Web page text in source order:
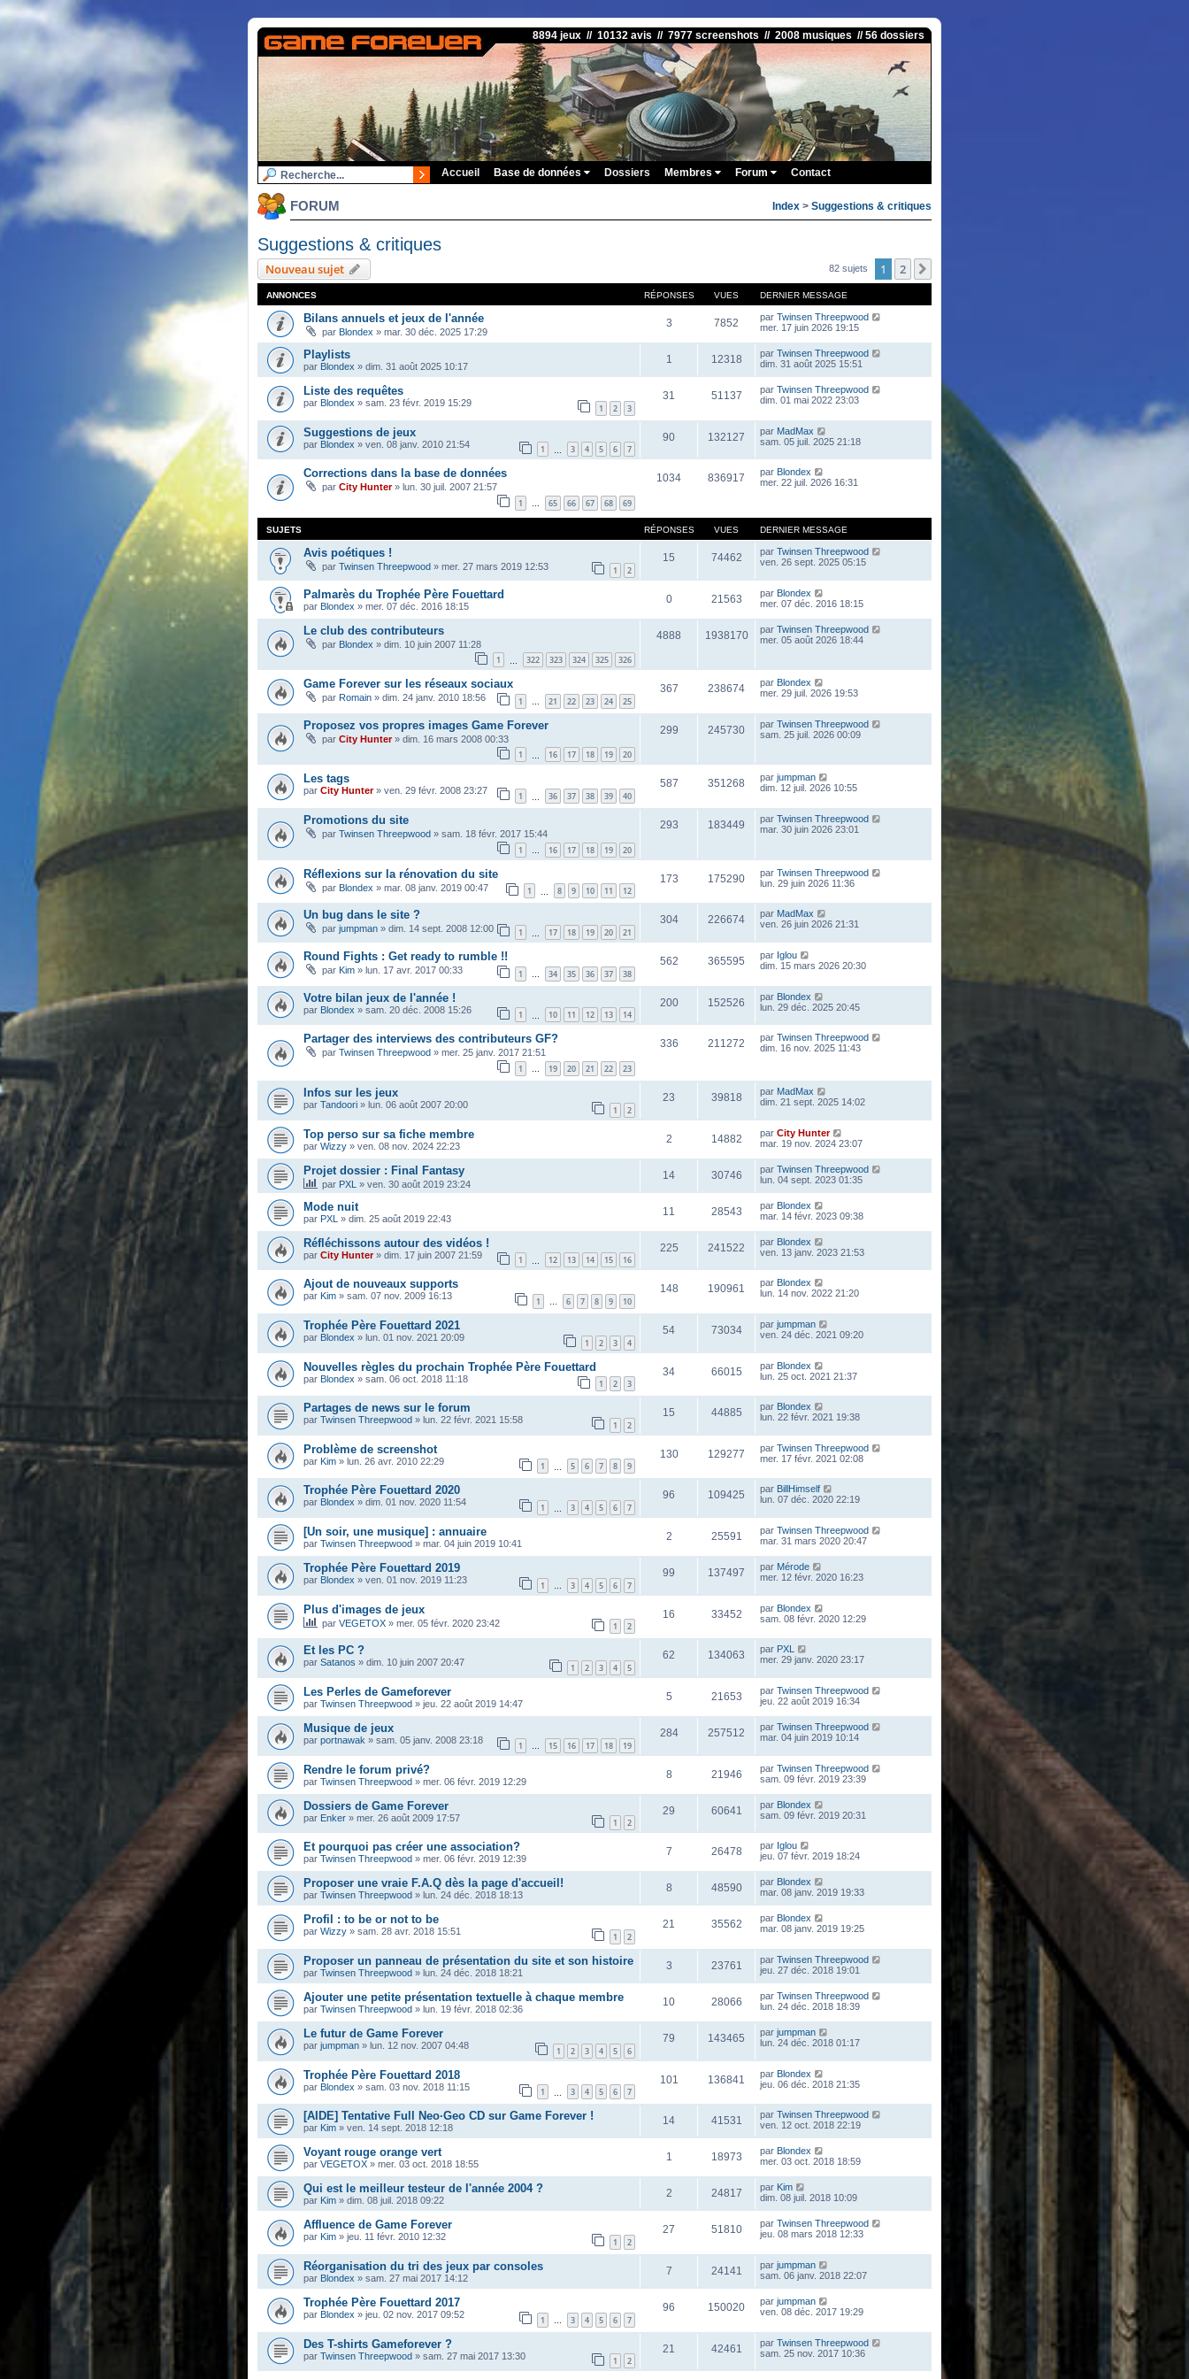
8894 jeux // 10132 avis // 7977 screenshots // 2008 musiques // 56 dossiers
Accueil Base de données Dossiers Membres Forum Contact
FORUM Index > Suggestions & critiques
Suggestions & critiques
Nouveau sujet 82 sujets 1 2
ANNONCES RÉPONSES VUES DERNIER MESSAGE
Bilans annuels et jeux de l'année
par Blondex » mar. 30 déc. 2025 17:29
3 7852 par Twinsen Threepwood
mer. 17 juin 2026 19:15
Playlists
par Blondex » dim. 31 août 2025 10:17
1 12318 par Twinsen Threepwood
dim. 31 août 2025 15:51
Liste des requêtes
par Blondex » sam. 23 févr. 2019 15:29 1 2 3
31 51137 par Twinsen Threepwood
dim. 01 mai 2022 23:03
Suggestions de jeux
par Blondex » ven. 08 janv. 2010 21:54 1 3 4 5 6 7
90 132127 par MadMax
sam. 05 juil. 2025 21:18
Corrections dans la base de données
par City Hunter» lun. 30 juil. 2007 21:57
1 … 65 66 67 68 69
1034 836917 par Blondex
mer. 22 juil. 2026 16:31
SUJETS RÉPONSES VUES DERNIER MESSAGE
Avis poétiques !
par Twinsen Threepwood » mer. 27 mars 2019 12:53 1 2
15 74462 par Twinsen Threepwood
ven. 26 sept. 2025 05:15
Palmarès du Trophée Père Fouettard
par Blondex » mer. 07 déc. 2016 18:15
0 21563 par Blondex
mer. 07 déc. 2016 18:15
Le club des contributeurs
par Blondex » dim. 10 juin 2007 11:28
1 322 323 324 325 326
4888 1938170 par Twinsen Threepwood
mer. 05 août 2026 18:44
Game Forever sur les réseaux sociaux
par Romain » dim. 24 janv. 2010 18:56 1 … 21 22 23 24 25
367 238674 par Blondex
mer. 29 juil. 2026 19:53
Proposez vos propres images Game Forever
par City Hunter» dim. 16 mars 2008 00:33
1 16 17 18 19 20
299 245730 par Twinsen Threepwood
sam. 25 juil. 2026 00:09
Les tags
par City Hunter» ven. 29 févr. 2008 23:27 1 36 37 38 39 40
587 351268 par jumpman
dim. 12 juil. 2026 10:55
Promotions du site
par Twinsen Threepwood » sam. 18 févr. 2017 15:44
1 … 16 17 18 19 20
293 183449 par Twinsen Threepwood
mar. 30 juin 2026 23:01
Réflexions sur la rénovation du site
par Blondex » mar. 08 janv. 2019 00:47 1 8 9 10 11 12
173 175290 par Twinsen Threepwood
lun. 29 juin 2026 11:36
Un bug dans le site ?
par jumpman » dim. 14 sept. 2008 12:00 1 17 18 19 20 21
304 226674 par MadMax
ven. 26 juin 2026 21:31
Round Fights : Get ready to rumble !!
par Kim » lun. 17 avr. 2017 00:33 1 … 34 35 36 37 38
562 365595 par Iglou
dim. 15 mars 2026 20:30
Votre bilan jeux de l'année !
par Blondex » sam. 20 déc. 2008 15:26 1 10 11 12 13 14
200 152526 par Blondex
lun. 29 déc. 2025 20:45
Partager des interviews des contributeurs GF?
par Twinsen Threepwood » mer. 25 janv. 2017 21:51
1 … 19 20 21 22 23
336 211272 par Twinsen Threepwood
dim. 16 nov. 2025 11:43
Infos sur les jeux
par Tandoori » lun. 06 août 2007 20:00 1 2
23 39818 par MadMax
dim. 21 sept. 2025 14:02
Top perso sur sa fiche membre
par Wizzy » ven. 08 nov. 2024 22:23
2 14882 par City Hunter
mar. 19 nov. 2024 23:07
Projet dossier : Final Fantasy
par PXL » ven. 30 août 2019 23:24
14 30746 par Twinsen Threepwood
lun. 04 sept. 2023 01:35
Mode nuit
par PXL » dim. 25 août 2019 22:43
11 28543 par Blondex
mar. 14 févr. 2023 09:38
Réfléchissons autour des vidéos !
par City Hunter» dim. 17 juin 2007 21:59 1 12 13 14 15 16
225 241522 par Blondex
ven. 13 janv. 2023 21:53
Ajout de nouveaux supports
par Kim » sam. 07 nov. 2009 16:13 1 … 6 7 8 9 10
148 190961 par Blondex
lun. 14 nov. 2022 21:20
Trophée Père Fouettard 2021
par Blondex » lun. 01 nov. 2021 20:09 1 2 3 4
54 73034 par jumpman
ven. 24 déc. 2021 09:20
Nouvelles règles du prochain Trophée Père Fouettard
par Blondex » sam. 06 oct. 2018 11:18 1 2 3
34 66015 par Blondex
lun. 25 oct. 2021 21:37
Partages de news sur le forum
par Twinsen Threepwood » lun. 22 févr. 2021 15:58 1 2
15 44885 par Blondex
lun. 22 févr. 2021 19:38
Problème de screenshot
par Kim » lun. 26 avr. 2010 22:29 1 5 6 7 8 9
130 129277 par Twinsen Threepwood
mer. 17 févr. 2021 02:08
Trophée Père Fouettard 2020
par Blondex » dim. 01 nov. 2020 11:54 1 3 4 5 6 7
96 109425 par BillHimself
lun. 07 déc. 2020 22:19
[Un soir, une musique] : annuaire
par Twinsen Threepwood » mar. 04 juin 2019 10:41
2 25591 par Twinsen Threepwood
mar. 31 mars 2020 20:47
Trophée Père Fouettard 2019
par Blondex » ven. 01 nov. 2019 11:23 1 … 3 4 5 6 7
99 137497 par Mérode
mer. 12 févr. 2020 16:23
Plus d'images de jeux
par VEGETOX » mer. 05 févr. 2020 23:42 1 2
16 33452 par Blondex
sam. 08 févr. 2020 12:29
Et les PC ?
par Satanos » dim. 10 juin 2007 20:47 1 2 3 4 5
62 134063 par PXL
mer. 29 janv. 2020 23:17
Les Perles de Gameforever
par Twinsen Threepwood » jeu. 22 août 2019 14:47
5 21653 par Twinsen Threepwood
jeu. 22 août 2019 16:34
Musique de jeux
par portnawak » sam. 05 janv. 2008 23:18 1 … 15 16 17 18 19
284 257512 par Twinsen Threepwood
mar. 04 juin 2019 10:14
Rendre le forum privé?
par Twinsen Threepwood » mer. 06 févr. 2019 12:29
8 21946 par Twinsen Threepwood
sam. 09 févr. 2019 23:39
Dossiers de Game Forever
par Enker » mer. 26 août 2009 17:57 1 2
29 60641 par Blondex
sam. 09 févr. 2019 20:31
Et pourquoi pas créer une association?
par Twinsen Threepwood » mer. 06 févr. 2019 12:39
7 26478 par Iglou
jeu. 07 févr. 2019 18:24
Proposer une vraie F.A.Q dès la page d'accueil!
par Twinsen Threepwood » lun. 24 déc. 2018 18:13
8 48590 par Blondex
mar. 08 janv. 2019 19:33
Profil : to be or not to be
par Wizzy » sam. 28 avr. 2018 15:51 1 2
21 35562 par Blondex
mar. 08 janv. 2019 19:25
Proposer un panneau de présentation du site et son histoire
par Twinsen Threepwood » lun. 24 déc. 2018 18:21
3 23761 par Twinsen Threepwood
jeu. 27 déc. 2018 19:01
Ajouter une petite présentation textuelle à chaque membre
par Twinsen Threepwood » lun. 19 févr. 2018 02:36
10 28066 par Twinsen Threepwood
lun. 24 déc. 2018 18:39
Le futur de Game Forever
par jumpman » lun. 12 nov. 2007 04:48 1 2 3 4 5 6
79 143465 par jumpman
lun. 24 déc. 2018 01:17
Trophée Père Fouettard 2018
par Blondex » sam. 03 nov. 2018 11:15 1 3 4 5 6 7
101 136841 par Blondex
jeu. 06 déc. 2018 21:35
[AIDE] Tentative Full Neo·Geo CD sur Game Forever !
par Kim » ven. 14 sept. 2018 12:18
14 41531 par Twinsen Threepwood
ven. 12 oct. 2018 22:19
Voyant rouge orange vert
par VEGETOX » mer. 03 oct. 2018 18:55
1 18973 par Blondex
mer. 03 oct. 2018 18:59
Qui est le meilleur testeur de l'année 2004 ?
par Kim » dim. 08 juil. 2018 09:22
2 24817 par Kim
dim. 08 juil. 2018 10:09
Affluence de Game Forever
par Kim » jeu. 11 févr. 2010 12:32 1 2
27 51810 par Twinsen Threepwood
jeu. 08 mars 2018 12:33
Réorganisation du tri des jeux par consoles
par Blondex » sam. 27 mai 2017 14:12
7 24141 par jumpman
sam. 06 janv. 2018 22:07
Trophée Père Fouettard 2017
par Blondex » jeu. 02 nov. 2017 09:52 1 3 4 5 6 7
96 150020 par jumpman
ven. 08 déc. 2017 19:29
Des T-shirts Gameforever ?
par Twinsen Threepwood » sam. 27 mai 2017 13:30 1 2
21 42461 par Twinsen Threepwood
sam. 25 nov. 2017 10:36